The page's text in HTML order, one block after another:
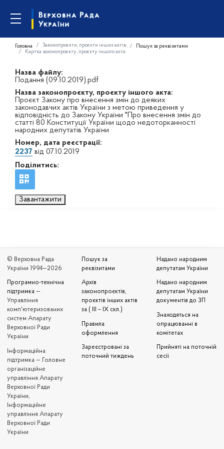
Головна Законопроєкти, проєкти інших актів
Пошук за реквізитами
Картка законопроєкту, проєкту іншого акта
Назва файлу:
Подання (09.10.2019).pdf
Назва законопроєкту, проєкту іншого акта:
Проєкт Закону про внесення змін до деяких
законодавчих актів України з метою приведення у
відповідність до Закону України "Про внесення змін до
статті 80 Конституції України щодо недоторканності
народних депутатів України
Номер, дата реєстрації:
2237 від 07.10.2019
Поділитись:
Завантажити
© Верховна Рада
України 1994—2026
Програмно-технічна
підтримка —
Управління
комп'ютеризованих
систем Апарату
Верховної Ради
України
Iнформаційна
підтримка — Головне
організаційне
управління Апарату
Верховної Ради
України,
Інформаційне
управління Апарату
Верховної Ради
України
Пошук за
реквізитами
Архів
законопроєктів,
проєктів інших актів
за ( III – IX скл.)
Правила
оформлення
Зареєстровані за
поточний тиждень
Надано народним
депутатам України
Надано народним
депутатам України
документів до ЗП
Знаходяться на
опрацюванні в
комітетах
Прийняті на поточній
сесії